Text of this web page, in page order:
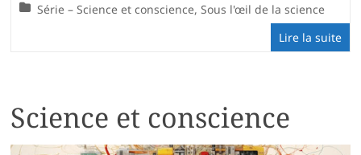
Série – Science et conscience, Sous l'œil de la science
Lire la suite
Science et conscience